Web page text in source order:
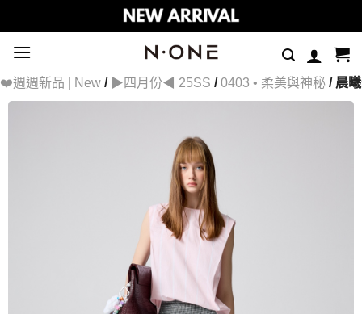
to
content
❤️週週新品 | New / ▶四月份◀ 25SS /0403 • 柔美與神秘 / 晨